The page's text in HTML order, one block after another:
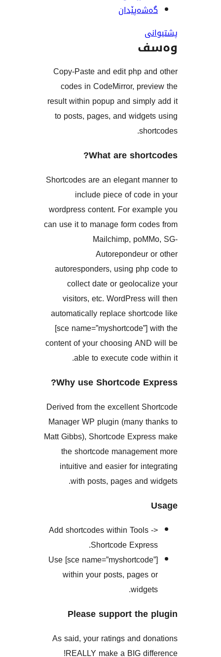
Copy-Paste and edit php
codes in CodeMirror,
result within popup and
to posts, pages, and
What are
Shortcodes are an elegant
include piece of
wordpress content. For
can use it to manage form
Mailchimp,
autoresponders, using
collect date or
visitors, etc.
automatically replace
[sce
content of your choosing
able to execute
Why use Shortcode
Derived from the excellent
Manager WP plugin (many
Matt Gibbs), Shortcode
the shortcode
intuitive and easier for
with posts, pages
Add shortcodes within
Use [sce
within your posts,
Please support
As said, your ratings and
REALLY make a BIG